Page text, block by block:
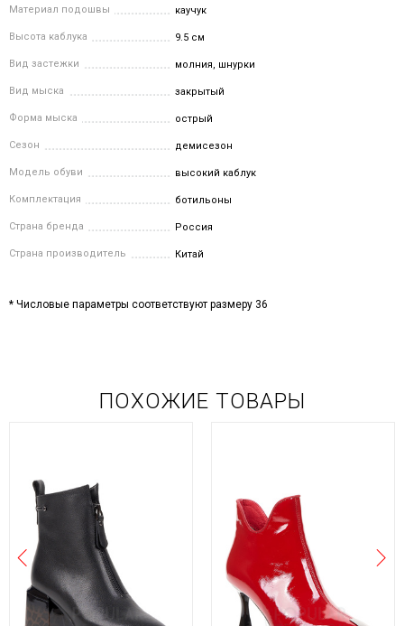
Материал подошвы каучук
Высота каблука 9.5 см
Вид застежки молния, шнурки
Вид мыска закрытый
Форма мыска острый
Сезон демисезон
Модель обуви высокий каблук
Комплектация ботильоны
Страна бренда Россия
Страна производитель Китай
* Числовые параметры соответствуют размеру 36
ПОХОЖИЕ ТОВАРЫ